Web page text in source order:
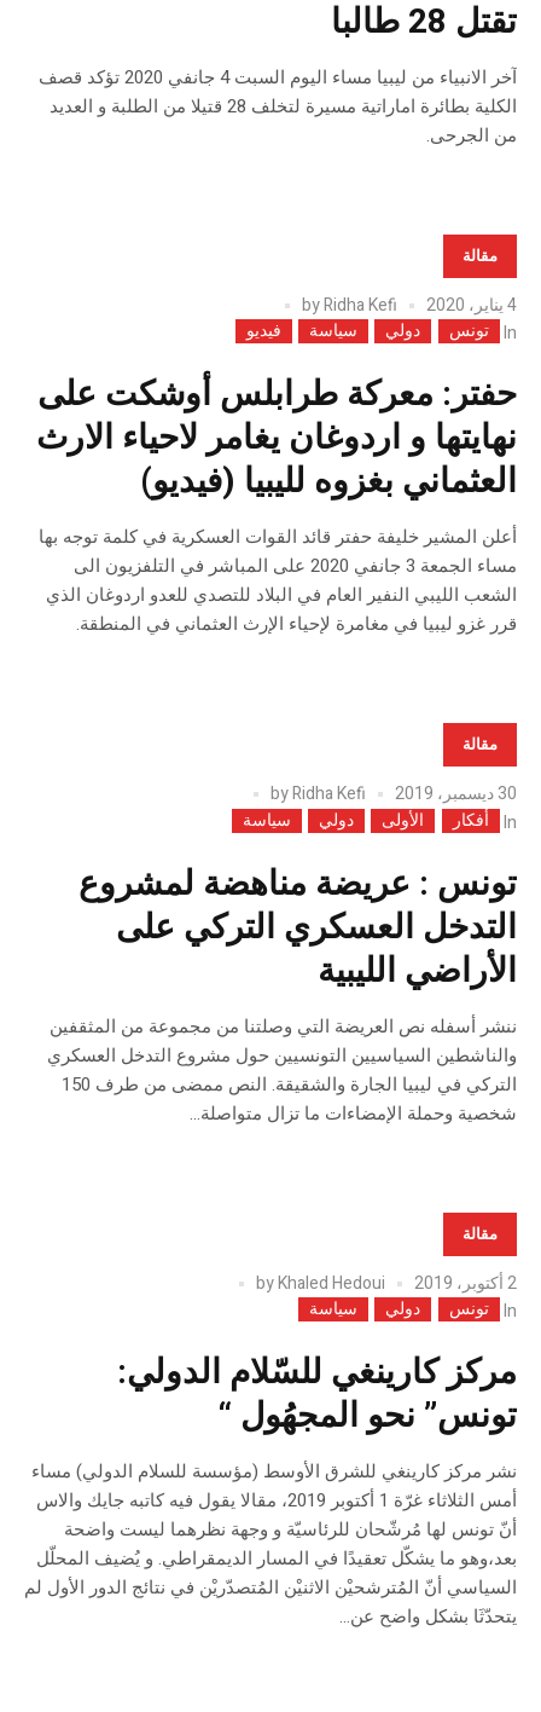
تقتل 28 طالبا
آخر الانبياء من ليبيا مساء اليوم السبت 4 جانفي 2020 تؤكد قصف
الكلية بطائرة اماراتية مسيرة لتخلف 28 قتيلا من الطلبة و العديد
من الجرحى.
مقالة
4 يناير، 2020 byRidha Kefi
In تونس دولي سياسة فيديو
حفتر: معركة طرابلس أوشكت على
نهايتها و اردوغان يغامر لاحياء الارث
العثماني بغزوه لليبيا (فيديو)
أعلن المشير خليفة حفتر قائد القوات العسكرية في كلمة توجه بها
مساء الجمعة 3 جانفي 2020 على المباشر في التلفزيون الى
الشعب الليبي النفير العام في البلاد للتصدي للعدو اردوغان الذي
قرر غزو ليبيا في مغامرة لإحياء الإرث العثماني في المنطقة.
مقالة
30 ديسمبر، 2019 byRidha Kefi
In
أفكار الأولى دولي سياسة
تونس : عريضة مناهضة لمشروع
التدخل العسكري التركي على
الأراضي الليبية
ننشر أسفله نص العريضة التي وصلتنا من مجموعة من المثقفين
والناشطين السياسيين التونسيين حول مشروع التدخل العسكري
التركي في ليبيا الجارة والشقيقة. النص ممضى من طرف 150
شخصية وحملة الإمضاءات ما تزال متواصلة…
مقالة
2 أكتوبر، 2019 byKhaled Hedoui
In تونس دولي سياسة
مركز كارينغي للسّلام الدولي:
تونس” نحو المجهُول “
نشر مركز كارينغي للشرق الأوسط (مؤسسة للسلام الدولي) مساء
أمس الثلاثاء غرّة 1 أكتوبر 2019، مقالا يقول فيه كاتبه جايك والاس
أنّ تونس لها مُرشّحان للرئاسيّة و وجهة نظرهما ليست واضحة
بعد،وهو ما يشكّل تعقيدًا في المسار الديمقراطي. و يُضيف المحلّل
السياسي أنّ المُترشحيْن الاثنيْن المُتصدّريْن في نتائج الدور الأول لم
يتحدّثَا بشكل واضح عن...